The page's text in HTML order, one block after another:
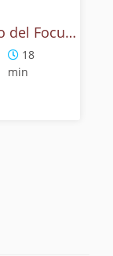
Yoga Dinamico del Focus Felice
18
min